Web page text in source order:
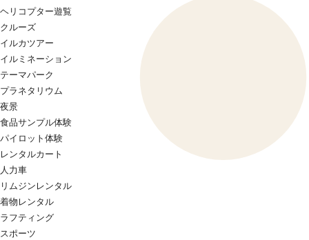
ヘリコプター遊覧
クルーズ
イルカツアー
イルミネーション
テーマパーク
プラネタリウム
夜景
食品サンプル体験
パイロット体験
レンタルカート
人力車
リムジンレンタル
着物レンタル
ラフティング
スポーツ